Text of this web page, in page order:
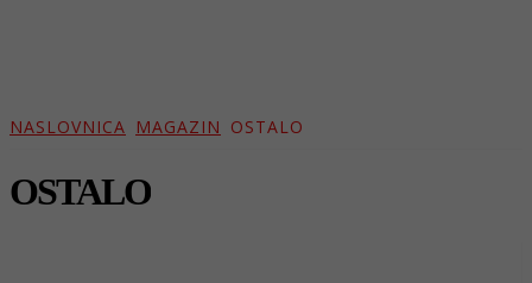
NASLOVNICA MAGAZIN OSTALO
OSTALO